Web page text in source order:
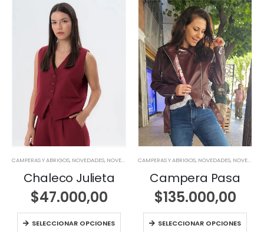
CAMPERAS Y ABRIGOS, NOVEDADES, NOVEDADES
Chaleco Julieta
$47.000,00
SELECCIONAR OPCIONES
CAMPERAS Y ABRIGOS, NOVEDADES, NOVEDADES
Campera Pasa
$135.000,00
SELECCIONAR OPCIONES